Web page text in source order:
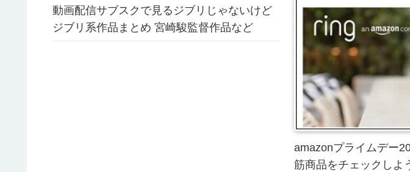
動画配信サブスクで見るジブリじゃないけど
ジブリ系作品まとめ 宮崎駿監督作品など
amazonプライムデー
筋商品をチェックしよ